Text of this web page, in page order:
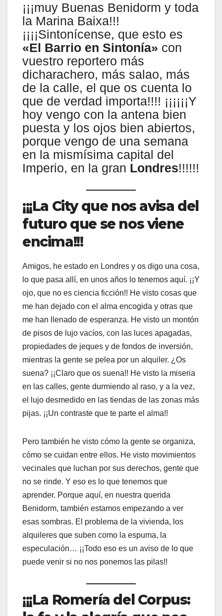
¡¡¡muy Buenas Benidorm y toda
la Marina Baixa!!!
¡¡¡¡Sintonícense, que esto es
«El Barrio en Sintonía» con
vuestro reportero más
dicharachero, más salao, más
de la calle, el que os cuenta lo
que de verdad importa!!!! ¡¡¡¡¡¡Y
hoy vengo con la antena bien
puesta y los ojos bien abiertos,
porque vengo de una semana
en la mismísima capital del
Imperio, en la gran Londres!!!!!!
¡¡¡La City que nos avisa del
futuro que se nos viene
encima!!!
Amigos, he estado en Londres y os digo una cosa,
lo que pasa allí, en unos años lo tenemos aquí. ¡¡Y
ojo, que no es ciencia ficción!! He visto cosas que
me han dejado con el alma encogida y otras que
me han llenado de esperanza. He visto un montón
de pisos de lujo vacíos, con las luces apagadas,
propiedades de jeques y de fondos de inversión,
mientras la gente se pelea por un alquiler. ¿Os
suena? ¡¡Claro que os suena!! He visto la miseria
en las calles, gente durmiendo al raso, y a la vez,
el lujo desmedido en las tiendas de las zonas más
pijas. ¡¡Un contraste que te parte el alma!!
Pero también he visto cómo la gente se organiza,
cómo se cuidan entre ellos. He visto movimientos
vecinales que luchan por sus derechos, gente que
no se rinde. Y eso es lo que tenemos que
aprender. Porque aquí, en nuestra querida
Benidorm, también estamos empezando a ver
esas sombras. El problema de la vivienda, los
alquileres que suben como la espuma, la
especulación… ¡¡Todo eso es un aviso de lo que
puede venir si no nos ponemos las pilas!!
¡¡¡La Romería del Corpus: